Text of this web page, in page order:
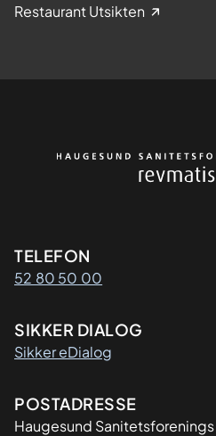
Restaurant Utsikten
TELEFON
52 80 50 00
SIKKER DIALOG
Sikker eDialog
Adresse
POSTADRESSE
Haugesund